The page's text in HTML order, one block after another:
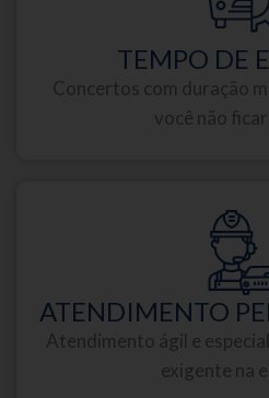
TEMPO DE
Concertos com duração
você não
ATENDIMENTO
Atendimento ágil e
exigente na